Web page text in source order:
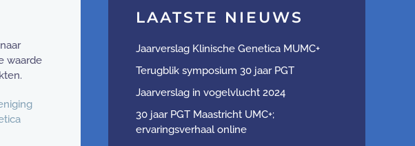
waarde
LAATSTE NIEUWS
Jaarverslag Klinische Genetica MUMC+
Terugblik symposium 30 jaar PGT
Jaarverslag in vogelvlucht 2024
30 jaar PGT Maastricht UMC+;
ervaringsverhaal online